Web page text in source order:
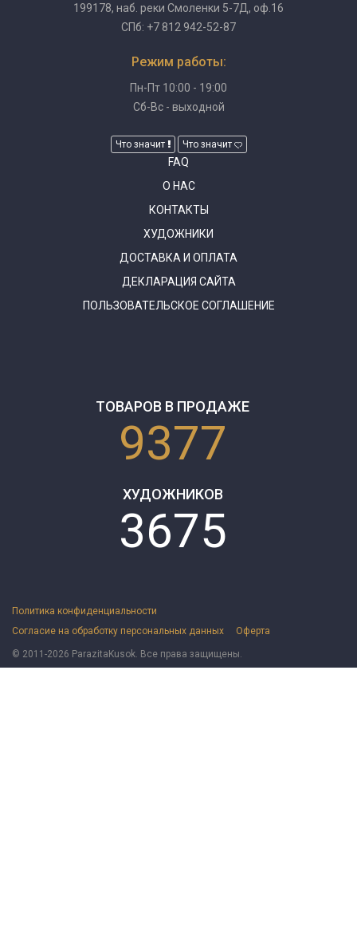
199178, наб. реки Смоленки 5-7Д, оф.16
СПб: +7 812 942-52-87
Режим работы:
Пн-Пт 10:00 - 19:00
Сб-Вс - выходной
Что значит Что значит
FAQ
О НАС
КОНТАКТЫ
ХУДОЖНИКИ
ДОСТАВКА И ОПЛАТА
ДЕКЛАРАЦИЯ САЙТА
ПОЛЬЗОВАТЕЛЬСКОЕ СОГЛАШЕНИЕ
ТОВАРОВ В ПРОДАЖЕ
9377
ХУДОЖНИКОВ
3675
Политика конфиденциальности
Согласие на обработку персональных данных
Оферта
© 2011-2026 ParazitaKusok. Все права защищены.